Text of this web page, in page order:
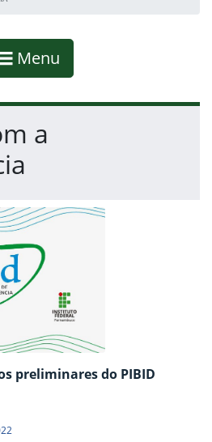
Mostrar
Menu
a
preliminares do PIBID